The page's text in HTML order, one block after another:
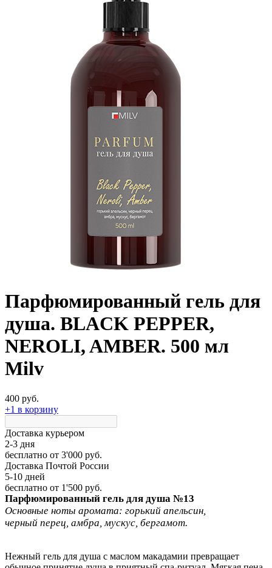
Парфюмированный гель для
душа. BLACK PEPPER,
NEROLI, AMBER. 500 мл
Milv
400 руб.
+1 в корзину
Доставка курьером
2-3 дня
бесплатно от 3'000 руб.
Доставка Почтой России
5-10 дней
бесплатно от 1'500 руб.
Парфюмированный гель для душа №13
Основные ноты аромата: горький апельсин,
черный перец, амбра, мускус, бергамот.
Нежный гель для душа с маслом макадамии превращает